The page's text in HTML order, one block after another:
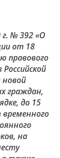
г. № 392 «О
от 18
правового
новой
граждан,
до 15
временного
на